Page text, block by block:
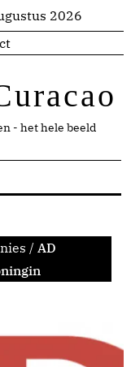
2026
- het hele beeld
/ AD